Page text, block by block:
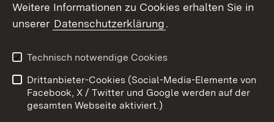
Kontakt
Datenschutz
Barrierefreiheit
Impressum Cookies
Weitere Informationen zu Cookies erhalten Sie in
unserer Datenschutzerklärung.
Technisch notwendige Cookies
Drittanbieter-Cookies (Social-Media-Elemente von
Facebook, X / Twitter und Google werden auf der
gesamten Webseite aktiviert.)